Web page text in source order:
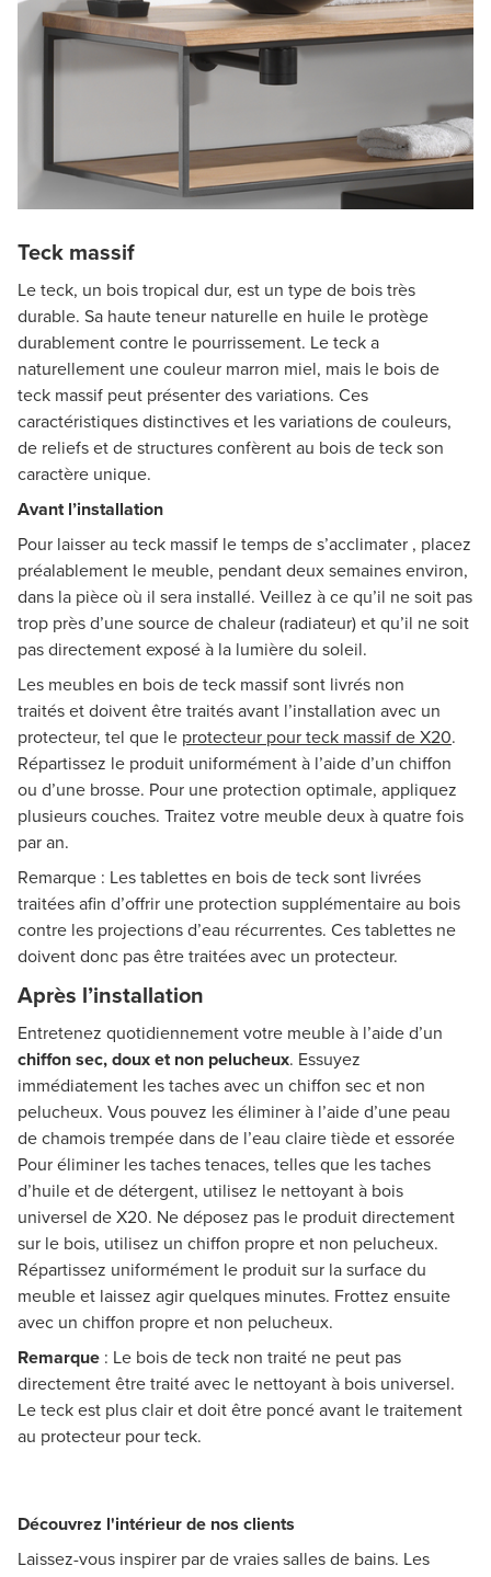
Teck massif
Le teck, un bois tropical dur, est un type de bois très
durable. Sa haute teneur naturelle en huile le protège
durablement contre le pourrissement. Le teck a
naturellement une couleur marron miel, mais le bois de
teck massif peut présenter des variations. Ces
caractéristiques distinctives et les variations de couleurs,
de reliefs et de structures confèrent au bois de teck son
caractère unique.
Avant l’installation
Pour laisser au teck massif le temps de s’acclimater , placez
préalablement le meuble, pendant deux semaines environ,
dans la pièce où il sera installé. Veillez à ce qu’il ne soit pas
trop près d’une source de chaleur (radiateur) et qu’il ne soit
pas directement exposé à la lumière du soleil.
Les meubles en bois de teck massif sont livrés non
traités et doivent être traités avant l’installation avec un
protecteur, tel que le protecteur pour teck massif de X20.
Répartissez le produit uniformément à l’aide d’un chiffon
ou d’une brosse. Pour une protection optimale, appliquez
plusieurs couches. Traitez votre meuble deux à quatre fois
par an.
Remarque : Les tablettes en bois de teck sont livrées
traitées afin d’offrir une protection supplémentaire au bois
contre les projections d’eau récurrentes. Ces tablettes ne
doivent donc pas être traitées avec un protecteur.
Après l’installation
Entretenez quotidiennement votre meuble à l’aide d’un
chiffon sec, doux et non pelucheux. Essuyez
immédiatement les taches avec un chiffon sec et non
pelucheux. Vous pouvez les éliminer à l’aide d’une peau
de chamois trempée dans de l’eau claire tiède et essorée
Pour éliminer les taches tenaces, telles que les taches
d’huile et de détergent, utilisez le nettoyant à bois
universel de X20. Ne déposez pas le produit directement
sur le bois, utilisez un chiffon propre et non pelucheux.
Répartissez uniformément le produit sur la surface du
meuble et laissez agir quelques minutes. Frottez ensuite
avec un chiffon propre et non pelucheux.
Remarque : Le bois de teck non traité ne peut pas
directement être traité avec le nettoyant à bois universel.
Le teck est plus clair et doit être poncé avant le traitement
au protecteur pour teck.
Découvrez l'intérieur de nos clients
Laissez-vous inspirer par de vraies salles de bains. Les